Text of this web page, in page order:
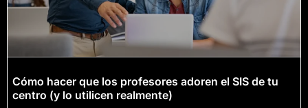
Cómo hacer que los profesores adoren el SIS de tu
centro (y lo utilicen realmente)